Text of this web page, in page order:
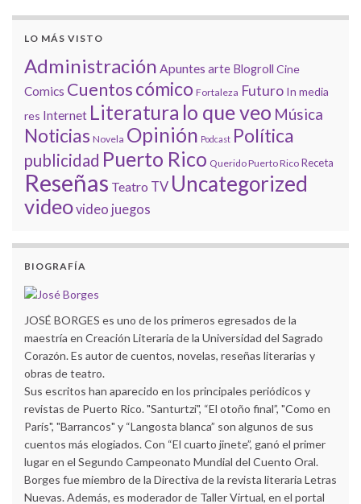
LO MÁS VISTO
Administración Apuntes arte Blogroll Cine
Comics Cuentoscómico Fortaleza Futuro In media
res Internet Literatura lo que veo Música
Noticias Novela Opinión Podcast Política
publicidad Puerto Rico Querido Puerto Rico Receta
Reseñas Teatro TV Uncategorized
videovideo juegos
BIOGRAFÍA
JOSÉ BORGES es uno de los primeros egresados de la
maestría en Creación Literaria de la Universidad del Sagrado
Corazón. Es autor de cuentos, novelas, reseñas literarias y
obras de teatro.
Sus escritos han aparecido en los principales periódicos y
revistas de Puerto Rico. "Santurtzi", “El otoño final”, "Como en
París", "Barrancos" y “Langosta blanca” son algunos de sus
cuentos más elogiados. Con “El cuarto jinete”, ganó el primer
lugar en el Segundo Campeonato Mundial del Cuento Oral.
Borges fue miembro de la Directiva de la revista literaria Letras
Nuevas. Además, es moderador de Taller Virtual, en el portal